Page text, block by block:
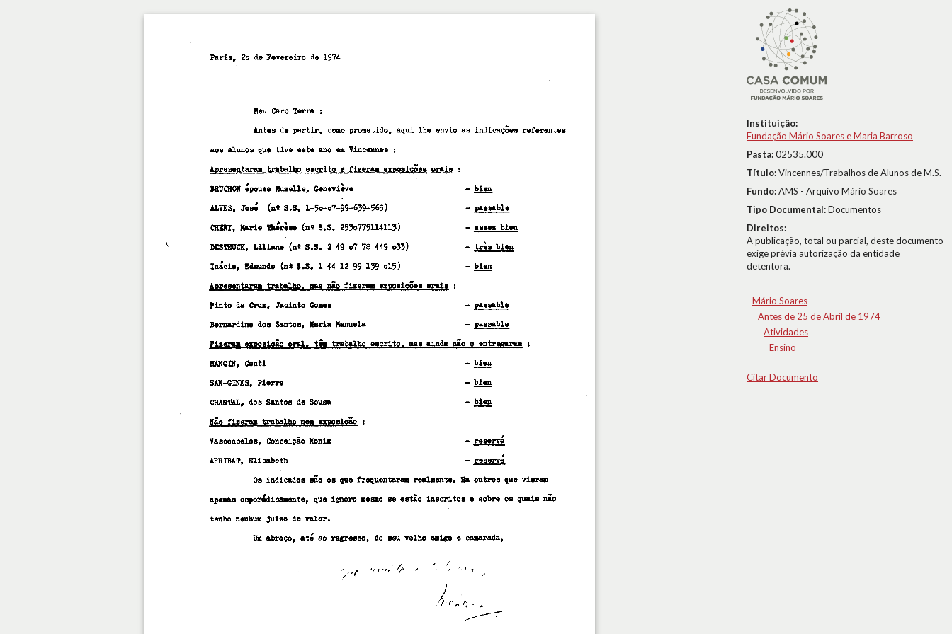
Instituição:
Fundação Mário Soares e Maria Barroso
Pasta:02535.000
Título:Vincennes/Trabalhos de Alunos de M.S.
Fundo:AMS - Arquivo Mário Soares
Tipo Documental:Documentos
Direitos:
A publicação, total ou parcial, deste documento
exige prévia autorização da entidade
detentora.
Mário Soares
Antes de 25 de Abril de 1974
Atividades
Ensino
Citar Documento